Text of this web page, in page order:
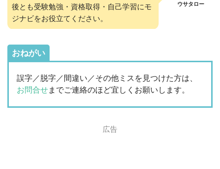
後とも受験勉強・資格取得・自己学習にモ
ジナビをお役立てください。
ウサタロー
おねがい
誤字／脱字／間違い／その他ミスを見つけた方は、
お問合せまでご連絡のほど宜しくお願いします。
広告